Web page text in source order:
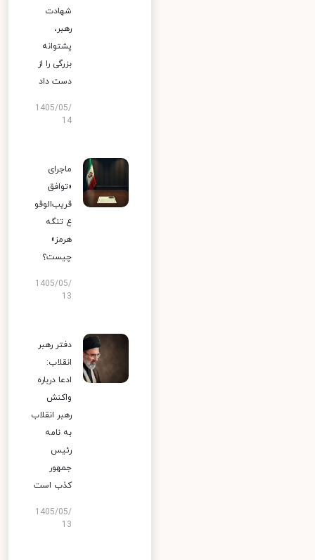
شهادت
رهبر،
پشتوانه
بزرگی را از
دست داد
1405/05/
14
ماجرای
«توافق
قریب‌الوقو
ع تنگه
هرمز»
چیست؟
1405/05/
13
دفتر رهبر
انقلاب:
ادعا درباره
واکنش
رهبر انقلاب
به نامه
رئیس
جمهور
کذب است
1405/05/
13